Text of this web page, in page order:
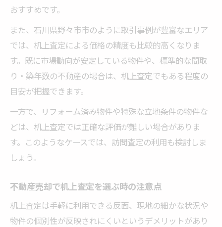
おすすめです。
また、石川県野々市市のように取引事例が豊富なエリア
では、机上査定による価格の精度も比較的高くなりま
す。既に市場動向が安定している物件や、標準的な間取
り・築年数の不動産の場合は、机上査定でもある程度の
目安が把握できます。
一方で、リフォーム済み物件や特殊な立地条件の物件な
どは、机上査定では正確な評価が難しい場合がありま
す。このようなケースでは、訪問査定の利用も検討しま
しょう。
不動産売却で机上査定を選ぶ時の注意点
机上査定は手軽に利用できる反面、現地の細かな状況や
物件の個別性が反映されにくいというデメリットがあり